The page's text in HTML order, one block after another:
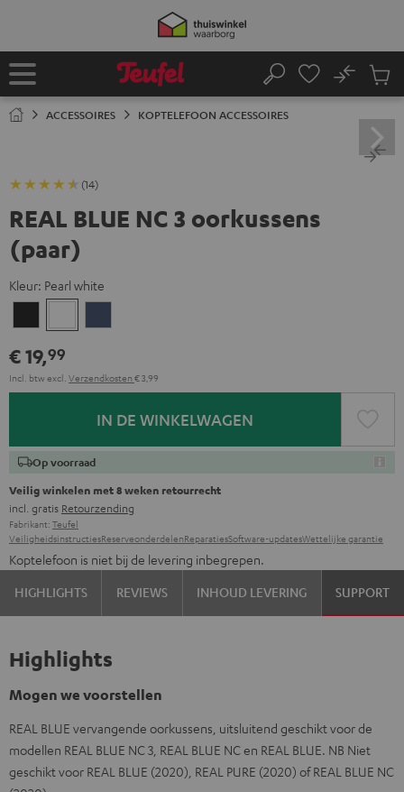
Home Zoeken
No
ACCESSOIRES KOPTELEFOON ACCESSOIRES
(14)
REAL BLUE NC 3 oorkussens
(paar)
Kleur: Pearl white
black white
€ 19,99
Incl. btwexcl. Verzendkosten € 3,99
IN DE WINKELWAGEN
Op voorraad
Veilig winkelen met 8 weken retourrecht
incl. gratis Retourzending
Fabrikant: Teufel
VeiligheidsinstructiesReserveonderdelenReparatiesSoftware-updatesWettelijke garantie
Koptelefoon is niet bij de levering inbegrepen.
HIGHLIGHTS
REVIEWS INHOUD LEVERING SUPPORT
Highlights
Mogen we voorstellen
REAL BLUE vervangende oorkussens, uitsluitend geschikt voor de
modellen REAL BLUE NC 3, REAL BLUE NC en REAL BLUE. NB Niet
geschikt voor REAL BLUE (2020), REAL PURE (2020) of REAL BLUE NC